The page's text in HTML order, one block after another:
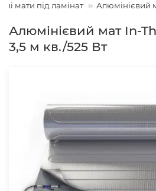
мати під ламінат Алюмінієвий
Алюмінієвий мат In-
3,5 м кв./525 Вт